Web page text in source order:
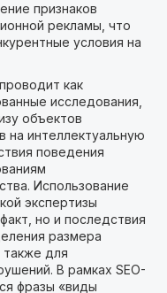
признаков
рекламы, что
условия на
как
исследования,
объектов
на интеллектуальную
поведения
Использование
экспертизы
но и последствия
размера
также для
В рамках SEO-
фразы «виды